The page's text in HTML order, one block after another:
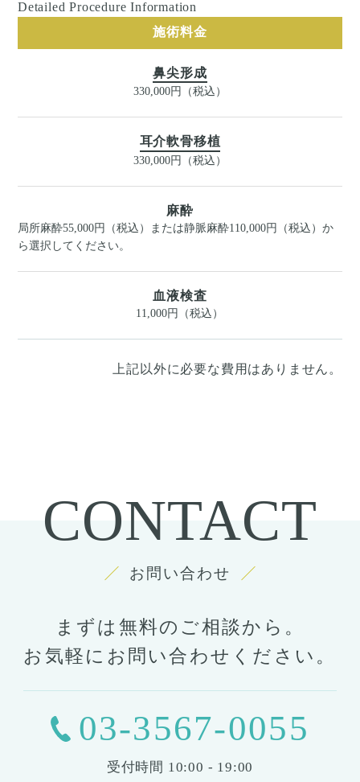
Detailed Procedure Information
施術料金
鼻尖形成
330,000円（税込）
耳介軟骨移植
330,000円（税込）
麻酔
局所麻酔55,000円（税込）または静脈麻酔110,000円（税込）か
ら選択してください。
血液検査
11,000円（税込）
上記以外に必要な費用はありません。
CONTACT
お問い合わせ
まずは無料のご相談から。
お気軽にお問い合わせください。
03-3567-0055
受付時間 10:00 - 19:00